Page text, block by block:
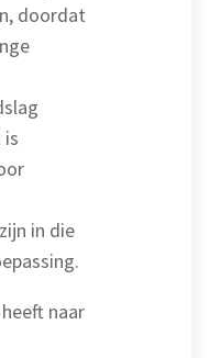
doordat
is
in die
naar